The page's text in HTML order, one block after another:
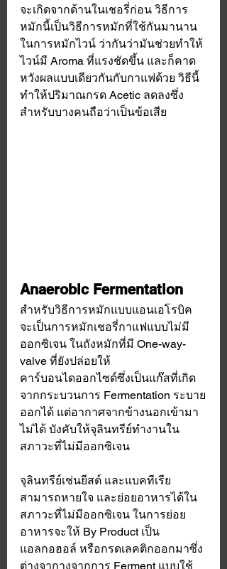
จะเกิดจากด้านในเชอรี่ก่อน วิธีการ
หมักนี้เป็นวิธีการหมักที่ใช้กันมานาน
ในการหมักไวน์ ว่ากันว่ามันช่วยทำให้
ไวน์มี Aroma ที่แรงชัดขึ้น และก็คาด
หวังผลแบบเดียวกันกับกาแฟด้วย วิธีนี้
ทำให้ปริมาณกรด Acetic ลดลงซึ่ง
สำหรับบางคนถือว่าเป็นข้อเสีย
Anaerobic Fermentation
สำหรับวิธีการหมักแบบแอนเอโรบิค
จะเป็นการหมักเชอรี่กาแฟแบบไม่มี
ออกซิเจน ในถังหมักที่มี One-way-
valve ที่ยังปล่อยให้
คาร์บอนไดออกไซด์ซึ่งเป็นแก๊สที่เกิด
จากกระบวนการ Fermentation ระบาย
ออกได้ แต่อากาศจากข้างนอกเข้ามา
ไม่ได้ บังคับให้จุลินทรีย์ทำงานใน
สภาวะที่ไม่มีออกซิเจน
จุลินทรีย์เช่นยีสต์ และแบคทีเรีย
สามารถหายใจ และย่อยอาหารได้ใน
สภาวะที่ไม่มีออกซิเจน ในการย่อย
อาหารจะให้ By Product เป็น
แอลกอฮอล์ หรือกรดเลคติกออกมาซึ่ง
ต่างจากางจากการ Ferment แบบใช้